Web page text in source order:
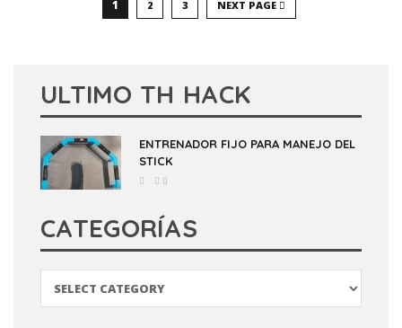
1 2 3 NEXT PAGE
ULTIMO TH HACK
ENTRENADOR FIJO PARA MANEJO DEL
STICK
0
CATEGORÍAS